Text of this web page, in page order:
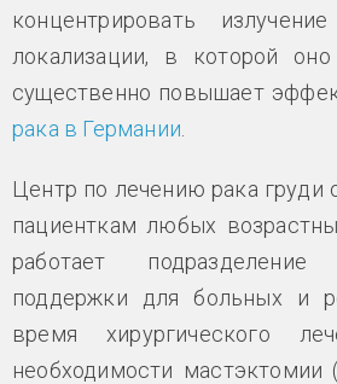
концентрировать
локализации, в которой
существенно повышает
рака в Германии
Центр по лечению рака груди
пациенткам любых
работает подразделение
поддержки для больных и
время хирургического
необходимости мастэктомии